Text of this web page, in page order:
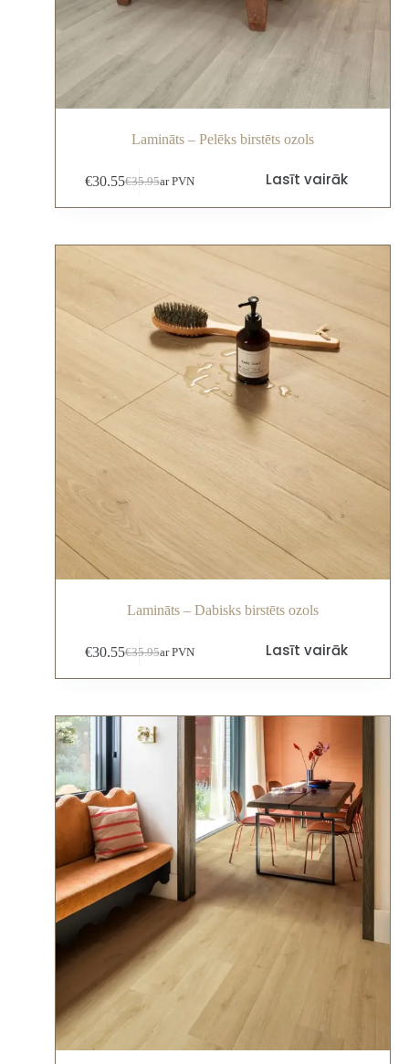
Lamināts – Pelēks birstēts ozols
€35.95
€30.55 ar PVN Lasīt vairāk
Lamināts – Dabisks birstēts ozols
€35.95
€30.55 ar PVN Lasīt vairāk